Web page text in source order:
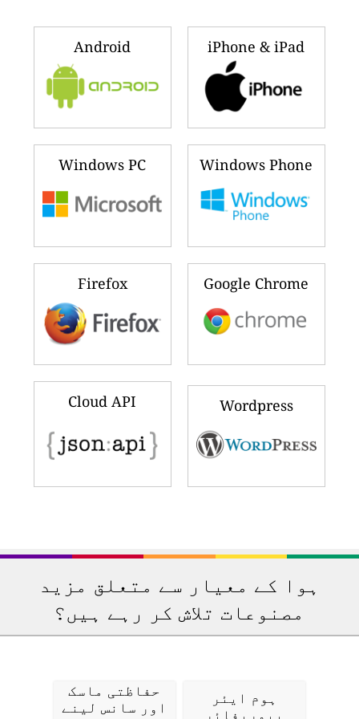
iPhone & iPad
Android
Windows Phone
Windows PC
Google Chrome
Firefox
Wordpress
Cloud API
ہوا کے معیار سے متعلق مزید
مصنوعات تلاش کر رہے ہیں؟
ہوم ایئر
پیوریفائر
حفاظتی ماسک
اور سانس لینے